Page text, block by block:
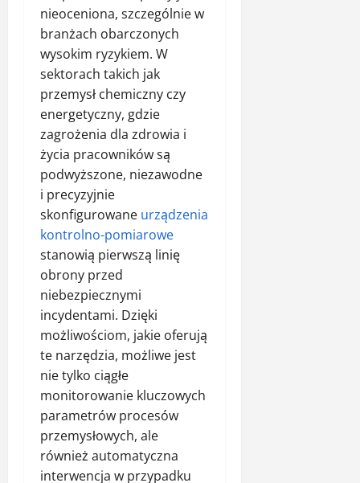
nieoceniona, szczególnie w
branżach obarczonych
wysokim ryzykiem. W
sektorach takich jak
przemysł chemiczny czy
energetyczny, gdzie
zagrożenia dla zdrowia i
życia pracowników są
podwyższone, niezawodne
i precyzyjnie
skonfigurowane urządzenia
kontrolno-pomiarowe
stanowią pierwszą linię
obrony przed
niebezpiecznymi
incydentami. Dzięki
możliwościom, jakie oferują
te narzędzia, możliwe jest
nie tylko ciągłe
monitorowanie kluczowych
parametrów procesów
przemysłowych, ale
również automatyczna
interwencja w przypadku